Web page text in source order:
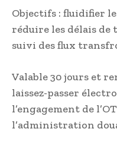
Objectifs : fluidifier
réduire les délais
suivi des flux
Valable 30 jours et
laissez-passer
l’engagement de
l’administration